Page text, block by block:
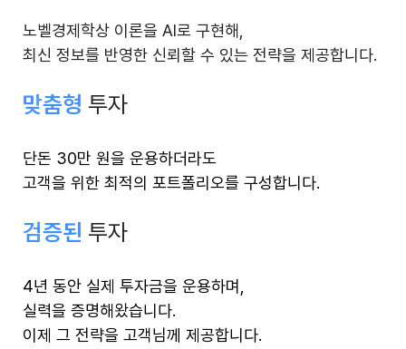
노벨경제학상 이론을 AI로 구현해,
최신 정보를 반영한 신뢰할 수 있는 전략을 제공합니다.
맞춤형 투자
단돈 30만 원을 운용하더라도
고객을 위한 최적의 포트폴리오를 구성합니다.
검증된 투자
4년 동안 실제 투자금을 운용하며,
실력을 증명해왔습니다.
이제 그 전략을 고객님께 제공합니다.